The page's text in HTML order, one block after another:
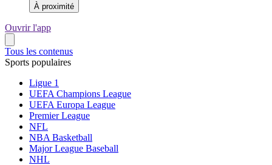
À proximité
Ouvrir l'app
Tous les contenus
Sports populaires
Ligue 1
UEFA Champions League
UEFA Europa League
Premier League
NFL
NBA Basketball
Major League Baseball
NHL